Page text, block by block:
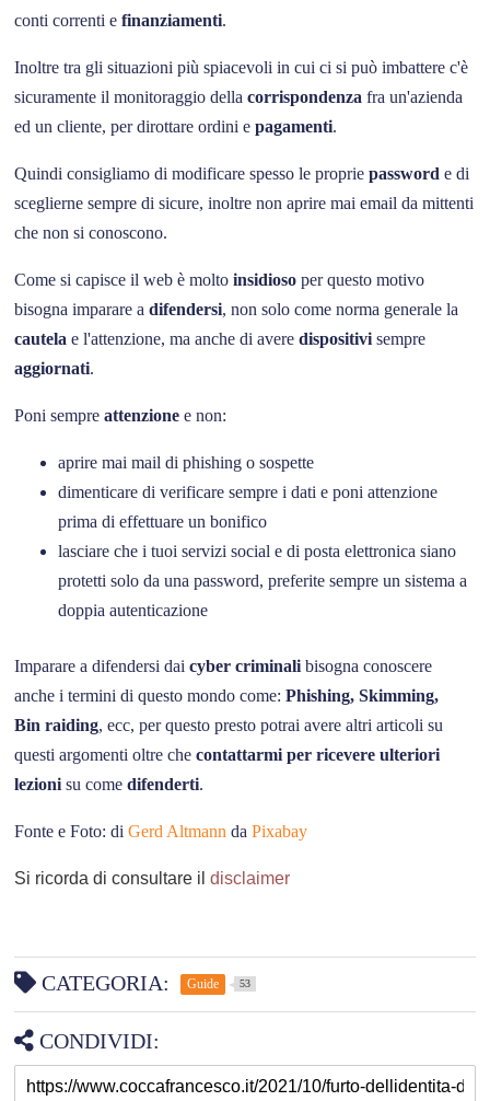
conti correnti efinanziamenti.
Inoltre tra gli situazioni più spiacevoli in cui ci si può imbattere c'è
sicuramente il monitoraggio dellacorrispondenzafra un'azienda
ed un cliente, per dirottare ordini epagamenti.
Quindi consigliamo di modificare spesso le propriepassworde di
sceglierne sempre di sicure, inoltre non aprire mai email da mittenti
che non si conoscono.
Come si capisce il web è moltoinsidiosoper questo motivo
bisogna imparare adifendersi, non solo come norma generale la
cautelae l'attenzione, ma anche di averedispositivisempre
aggiornati.
Poni sempreattenzionee non:
aprire mai mail di phishing o sospette
dimenticare di verificare sempre i dati e poni attenzione
prima di effettuare un bonifico
lasciare che i tuoi servizi social e di posta elettronica siano
protetti solo da una password, preferite sempre un sistema a
doppia autenticazione
Imparare a difendersi daicyber criminali bisogna conoscere
anche i termini di questo mondo come:Phishing, Skimming,
Bin raiding, ecc, per questo presto potrai avere altri articoli su
questi argomenti oltre checontattarmi per ricevere ulteriori
lezioni su comedifenderti.
Fonte e Foto: diGerd Altmann daPixabay
Si ricorda di consultare il disclaimer
CATEGORIA: Guide 53
CONDIVIDI: